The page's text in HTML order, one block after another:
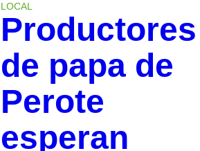
LOCAL
Productores
de papa de
Perote
esperan